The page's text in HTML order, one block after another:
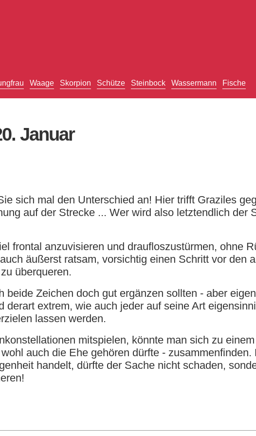
Waage Skorpion Schütze Steinbock Wassermann Fische
Januar
sich mal den Unterschied an! Hier trifft Graziles
auf der Strecke ... Wer wird also letztendlich der
frontal anzuvisieren und draufloszustürmen, ohne
äußerst ratsam, vorsichtig einen Schritt vor den
überqueren.
beide Zeichen doch gut ergänzen sollten - aber
derart extrem, wie auch jeder auf seine Art
lassen werden.
mitspielen, könnte man sich zu einem
auch die Ehe gehören dürfte - zusammenfinden.
handelt, dürfte der Sache nicht schaden,